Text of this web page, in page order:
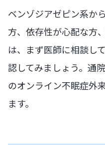
ベンゾジアゼピン系か
方、依存性が心配な方
は、まず医師に相談し
認してみましょう。通
のオンライン不眠症外
ます。